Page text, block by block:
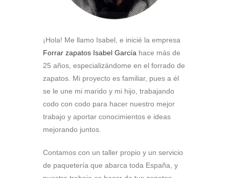
¡Hola! Me llamo Isabel, e inicié la empresa
Forrar zapatos Isabel García hace más de
25 años, especializándome en el forrado de
zapatos. Mi proyecto es familiar, pues a él
se le une mi marido y mi hijo, trabajando
codo con codo para hacer nuestro mejor
trabajo y aportar conocimientos e ideas
mejorando juntos.
Contamos con un taller propio y un servicio
de paquetería que abarca toda España, y